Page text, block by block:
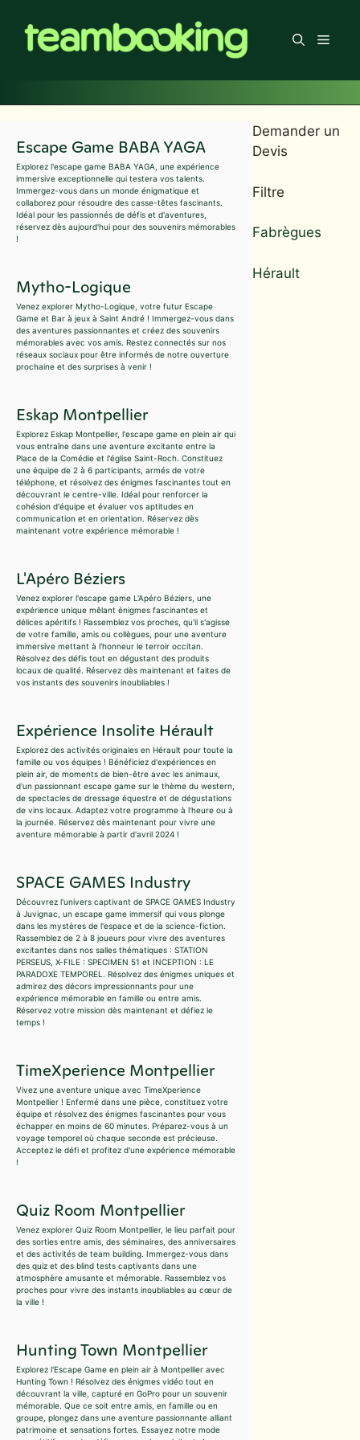
contenu
Menu
Escape Game BABA YAGA
Explorez l'escape game BABA YAGA, une expérience
immersive exceptionnelle qui testera vos talents.
Immergez-vous dans un monde énigmatique et
collaborez pour résoudre des casse-têtes fascinants.
Idéal pour les passionnés de défis et d'aventures,
réservez dès aujourd'hui pour des souvenirs mémorables
!
Mytho-Logique
Venez explorer Mytho-Logique, votre futur Escape
Game et Bar à jeux à Saint André ! Immergez-vous dans
des aventures passionnantes et créez des souvenirs
mémorables avec vos amis. Restez connectés sur nos
réseaux sociaux pour être informés de notre ouverture
prochaine et des surprises à venir !
Eskap Montpellier
Explorez Eskap Montpellier, l'escape game en plein air qui
vous entraîne dans une aventure excitante entre la
Place de la Comédie et l'église Saint-Roch. Constituez
une équipe de 2 à 6 participants, armés de votre
téléphone, et résolvez des énigmes fascinantes tout en
découvrant le centre-ville. Idéal pour renforcer la
cohésion d'équipe et évaluer vos aptitudes en
communication et en orientation. Réservez dès
maintenant votre expérience mémorable !
L'Apéro Béziers
Venez explorer l'escape game L'Apéro Béziers, une
expérience unique mêlant énigmes fascinantes et
délices apéritifs ! Rassemblez vos proches, qu'il s'agisse
de votre famille, amis ou collègues, pour une aventure
immersive mettant à l'honneur le terroir occitan.
Résolvez des défis tout en dégustant des produits
locaux de qualité. Réservez dès maintenant et faites de
vos instants des souvenirs inoubliables !
Expérience Insolite Hérault
Explorez des activités originales en Hérault pour toute la
famille ou vos équipes ! Bénéficiez d'expériences en
plein air, de moments de bien-être avec les animaux,
d'un passionnant escape game sur le thème du western,
de spectacles de dressage équestre et de dégustations
de vins locaux. Adaptez votre programme à l'heure ou à
la journée. Réservez dès maintenant pour vivre une
aventure mémorable à partir d'avril 2024 !
SPACE GAMES Industry
Découvrez l'univers captivant de SPACE GAMES Industry
à Juvignac, un escape game immersif qui vous plonge
dans les mystères de l'espace et de la science-fiction.
Rassemblez de 2 à 8 joueurs pour vivre des aventures
excitantes dans nos salles thématiques : STATION
PERSEUS, X-FILE : SPECIMEN 51 et INCEPTION : LE
PARADOXE TEMPOREL. Résolvez des énigmes uniques et
admirez des décors impressionnants pour une
expérience mémorable en famille ou entre amis.
Réservez votre mission dès maintenant et défiez le
temps !
TimeXperience Montpellier
Vivez une aventure unique avec TimeXperience
Montpellier ! Enfermé dans une pièce, constituez votre
équipe et résolvez des énigmes fascinantes pour vous
échapper en moins de 60 minutes. Préparez-vous à un
voyage temporel où chaque seconde est précieuse.
Acceptez le défi et profitez d'une expérience mémorable
!
Quiz Room Montpellier
Venez explorer Quiz Room Montpellier, le lieu parfait pour
des sorties entre amis, des séminaires, des anniversaires
et des activités de team building. Immergez-vous dans
des quiz et des blind tests captivants dans une
atmosphère amusante et mémorable. Rassemblez vos
proches pour vivre des instants inoubliables au cœur de
la ville !
Hunting Town Montpellier
Explorez l'Escape Game en plein air à Montpellier avec
Hunting Town ! Résolvez des énigmes vidéo tout en
découvrant la ville, capturé en GoPro pour un souvenir
mémorable. Que ce soit entre amis, en famille ou en
groupe, plongez dans une aventure passionnante alliant
patrimoine et sensations fortes. Essayez notre mode
Demander un
Devis
Filtre
Fabrègues
Hérault